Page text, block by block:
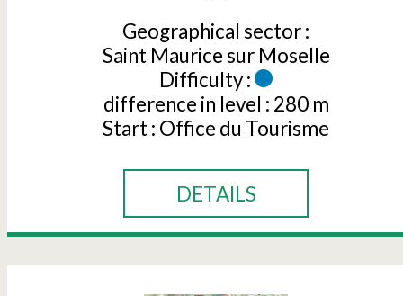
Geographical sector :
Saint Maurice sur Moselle
Difficulty :
difference in level : 280 m
Start : Office du Tourisme
DETAILS